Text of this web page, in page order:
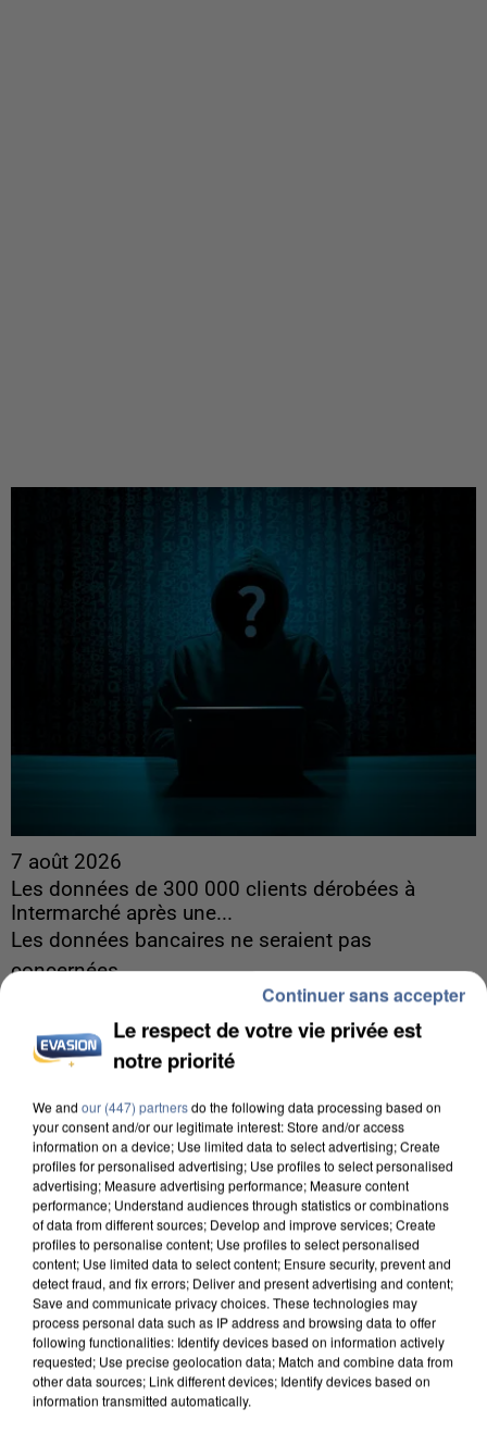
7 août 2026
Les données de 300 000 clients dérobées à
Intermarché après une...
Les données bancaires ne seraient pas
concernées.
7 août 2026
Un second cadre de la DZ Mafia interpellé en
Le respect de votre vie privée est
notre priorité
We and our (447) partnersdo the following data processing based on
your consent and/or our legitimate interest: Store and/or access
information on a device; Use limited data to select advertising; Create
profiles for personalised advertising; Use profiles to select personalised
advertising; Measure advertising performance; Measure content
performance; Understand audiences through statistics or combinations
of data from different sources; Develop and improve services; Create
profiles to personalise content; Use profiles to select personalised
content; Use limited data to select content; Ensure security, prevent and
detect fraud, and fix errors; Deliver and present advertising and content;
Save and communicate privacy choices. These technologies may
process personal data such as IP address and browsing data to offer
following functionalities: Identify devices based on information actively
requested; Use precise geolocation data; Match and combine data from
other data sources; Link different devices; Identify devices based on
information transmitted automatically.
Continuer sans accepter